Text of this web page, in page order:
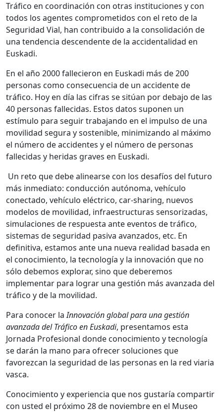
Tráfico en coordinación con otras instituciones y con
todos los agentes comprometidos con el reto de la
Seguridad Vial, han contribuido a la consolidación de
una tendencia descendente de la accidentalidad en
Euskadi.
En el año 2000 fallecieron en Euskadi más de 200
personas como consecuencia de un accidente de
tráfico. Hoy en día las cifras se sitúan por debajo de las
40 personas fallecidas. Estos datos suponen un
estímulo para seguir trabajando en el impulso de una
movilidad segura y sostenible, minimizando al máximo
el número de accidentes y el número de personas
fallecidas y heridas graves en Euskadi.
Un reto que debe alinearse con los desafíos del futuro
más inmediato: conducción autónoma, vehículo
conectado, vehículo eléctrico, car-sharing, nuevos
modelos de movilidad, infraestructuras sensorizadas,
simulaciones de respuesta ante eventos de tráfico,
sistemas de seguridad pasiva avanzados, etc. En
definitiva, estamos ante una nueva realidad basada en
el conocimiento, la tecnología y la innovación que no
sólo debemos explorar, sino que deberemos
implementar para lograr una gestión más avanzada del
tráfico y de la movilidad.
Para conocer la Innovación global para una gestión
avanzada del Tráfico en Euskadi, presentamos esta
Jornada Profesional donde conocimiento y tecnología
se darán la mano para ofrecer soluciones que
favorezcan la seguridad de las personas en la red viaria
vasca.
Conocimiento y experiencia que nos gustaría compartir
con usted el próximo 28 de noviembre en el Museo